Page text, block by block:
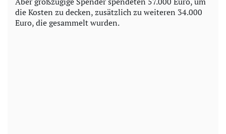
die Kosten zu decken, zusätzlich zu weiteren 34.000
Euro, die gesammelt wurden.